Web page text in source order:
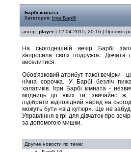
Барбі кімната
Категория: Ігри Барбі
автор: player | 12-04-2015, 20:16 |
На сьогоднішній вечір Барбі
запросила своїх подружок. Дівчата
веселитися.
Обов'язковий атрибут такої вечірки -
нічна сорочка. У Барбі безліч
халатиків. Ігри Барбі кімната -
модниць до яких ти, звичайно ж,
підібрати відповідний наряд на
можуть бути «від кутюр». Ще не
Управління в грі для дівчаток про
за допомогою мишки.
.
Другие новости по теме: